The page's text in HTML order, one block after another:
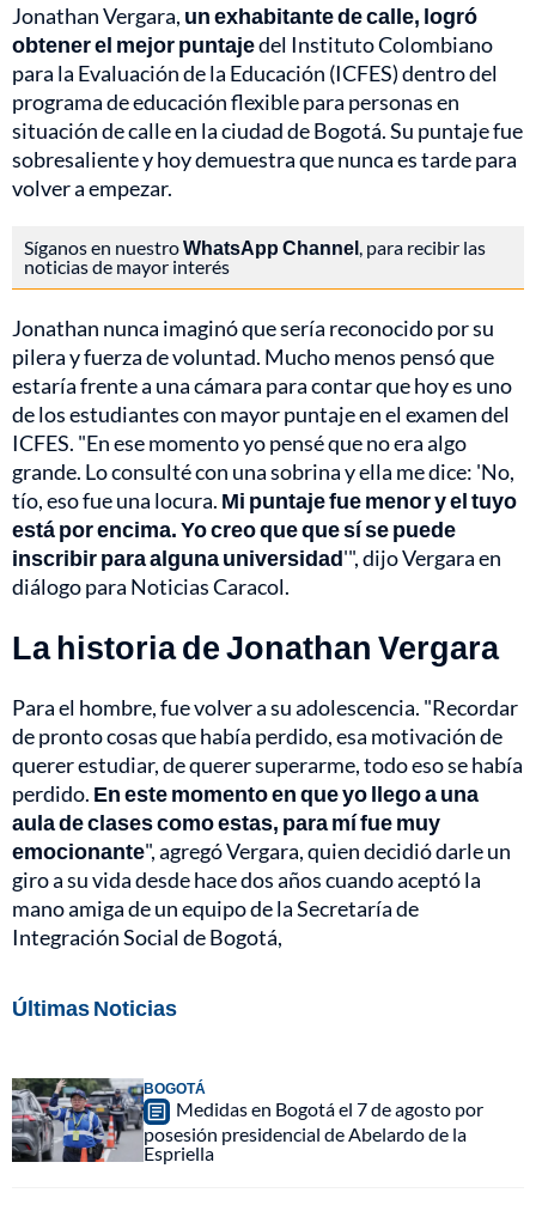
Jonathan Vergara, un exhabitante de calle, logró
obtener el mejor puntajedel Instituto Colombiano
para la Evaluación de la Educación (ICFES) dentro del
programa de educación flexible para personas en
situación de calle en la ciudad de Bogotá. Su puntaje fue
sobresaliente y hoy demuestra que nunca es tarde para
volver a empezar.
Síganos en nuestroWhatsApp Channel , para recibir las
noticias de mayor interés
Jonathan nunca imaginó que sería reconocido por su
pilera y fuerza de voluntad. Mucho menos pensó que
estaría frente a una cámara para contar que hoy es uno
de los estudiantes con mayor puntaje en el examen del
ICFES. "En ese momento yo pensé que no era algo
grande. Lo consulté con una sobrina y ella me dice: 'No,
tío, eso fue una locura. Mi puntaje fue menor y el tuyo
está por encima. Yo creo que que sí se puede
inscribir para alguna universidad'", dijo Vergara en
diálogo para Noticias Caracol.
La historia de Jonathan Vergara
Para el hombre, fue volver a su adolescencia. "Recordar
de pronto cosas que había perdido, esa motivación de
querer estudiar, de querer superarme, todo eso se había
perdido. En este momento en que yo llego a una
aula de clases como estas, para mí fue muy
emocionante", agregó Vergara, quien decidió darle un
giro a su vida desde hace dos años cuando aceptó la
mano amiga de un equipo de la Secretaría de
Integración Social de Bogotá,
Últimas Noticias
BOGOTÁ
Medidas en Bogotá el 7 de agosto por
posesión presidencial de Abelardo de la
Espriella